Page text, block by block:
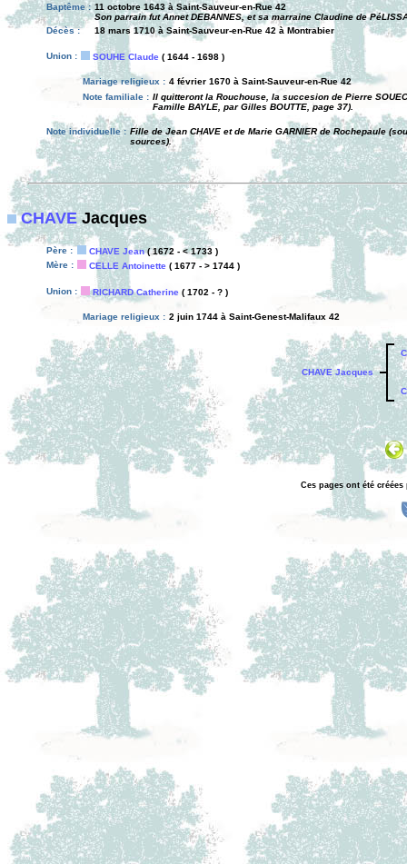
Baptême : 11 octobre 1643 à Saint-Sauveur-en-Rue 42
Son parrain fut Annet DEBANNES, et sa marraine Claudine de
Décès :
18 mars 1710 à Saint-Sauveur-en-Rue 42 à Montrabier
Union : SOUHE Claude ( 1644 - 1698 )
Mariage religieux : 4 février 1670 à Saint-Sauveur-en-Rue 42
Note familiale : Il quitteront la Rouchouse, la succesion de Pierre
Famille BAYLE, par Gilles BOUTTE, page 37).
Note individuelle : Fille de Jean CHAVE et de Marie GARNIER de Rochepaule
sources).
CHAVEJacques
Père : CHAVE Jean( 1672 - < 1733 )
Mère :
CELLE Antoinette ( 1677 - > 1744 )
Union : RICHARD Catherine ( 1702 - ? )
Mariage religieux : 2 juin 1744 à Saint-Genest-Malifaux 42
CHAVE Jacques
Ces pages ont été